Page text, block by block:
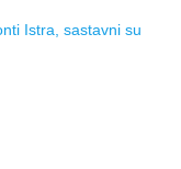
Istra, sastavni su